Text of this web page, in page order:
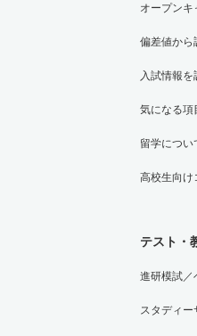
オープンキ
偏差値から
入試情報を
気になる項
留学につい
高校生向け
テスト・
進研模試／
スタディー